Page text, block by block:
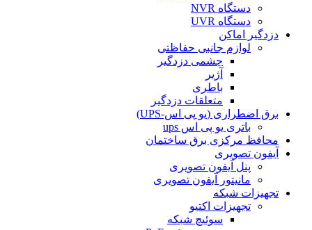
دستگاه NVR
دستگاه UVR
دزدگیر اماکن
لوازم جانبی حفاظتی
چشمی دزدگیر
آژیر
باطری
متعلقات دزدگیر
برق اضطراری (یو پی اس-UPS)
باتری یو پی اس ups
محافظ مرکزی برق ساختمان
آیفون تصویری
پنل آیفون تصویری
مانیتور آیفون تصویری
تجهیزات شبکه
تجهیزات اکتیو
سوئیچ شبکه